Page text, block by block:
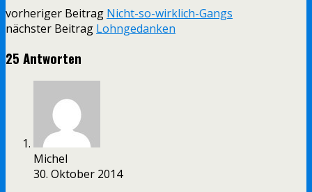
vorheriger Beitrag Nicht-so-wirklich-Gangs
nächster Beitrag Lohngedanken
25 Antworten
Michel
30. Oktober 2014